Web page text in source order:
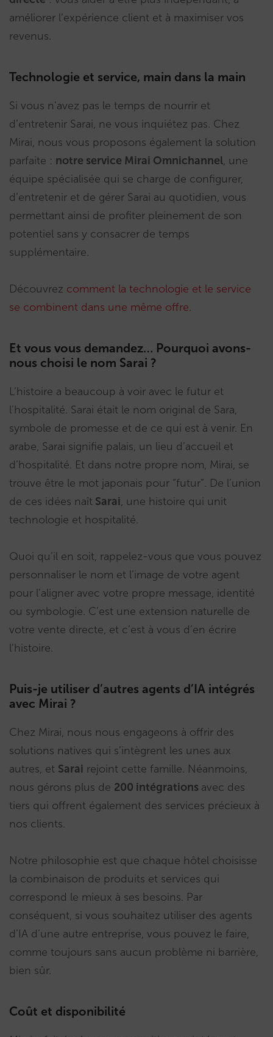
améliorer l’expérience client et à maximiser vos
revenus.
Technologie et service, main dans la main
Si vous n’avez pas le temps de nourrir et
d’entretenir Sarai, ne vous inquiétez pas. Chez
Mirai, nous vous proposons également la solution
parfaite : notre service Mirai Omnichannel, une
équipe spécialisée qui se charge de configurer,
d’entretenir et de gérer Sarai au quotidien, vous
permettant ainsi de profiter pleinement de son
potentiel sans y consacrer de temps
supplémentaire.
Découvrez comment la technologie et le service
se combinent dans une même offre.
Et vous vous demandez… Pourquoi avons-
nous choisi le nom Sarai ?
L’histoire a beaucoup à voir avec le futur et
l’hospitalité. Sarai était le nom original de Sara,
symbole de promesse et de ce qui est à venir. En
arabe, Sarai signifie palais, un lieu d’accueil et
d’hospitalité. Et dans notre propre nom, Mirai, se
trouve être le mot japonais pour “futur”. De l’union
de ces idées naît Sarai, une histoire qui unit
technologie et hospitalité.
Quoi qu’il en soit, rappelez-vous que vous pouvez
personnaliser le nom et l’image de votre agent
pour l’aligner avec votre propre message, identité
ou symbologie. C’est une extension naturelle de
votre vente directe, et c’est à vous d’en écrire
l’histoire.
Puis-je utiliser d’autres agents d’IA intégrés
avec Mirai ?
Chez Mirai, nous nous engageons à offrir des
solutions natives qui s’intègrent les unes aux
autres, et Sarai rejoint cette famille. Néanmoins,
nous gérons plus de 200 intégrations avec des
tiers qui offrent également des services précieux à
nos clients.
Notre philosophie est que chaque hôtel choisisse
la combinaison de produits et services qui
correspond le mieux à ses besoins. Par
conséquent, si vous souhaitez utiliser des agents
d’IA d’une autre entreprise, vous pouvez le faire,
comme toujours sans aucun problème ni barrière,
bien sûr.
Coût et disponibilité